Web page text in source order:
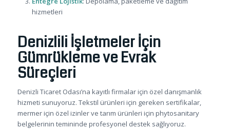
hizmetleri
Denizlili İşletmeler İçin
Gümrükleme ve Evrak
Süreçleri
Denizli Ticaret Odası’na kayıtlı firmalar için özel danışmanlık
hizmeti sunuyoruz. Tekstil ürünleri için gereken sertifikalar,
mermer için özel izinler ve tarım ürünleri için phytosanitary
belgelerinin temininde profesyonel destek sağlıyoruz.